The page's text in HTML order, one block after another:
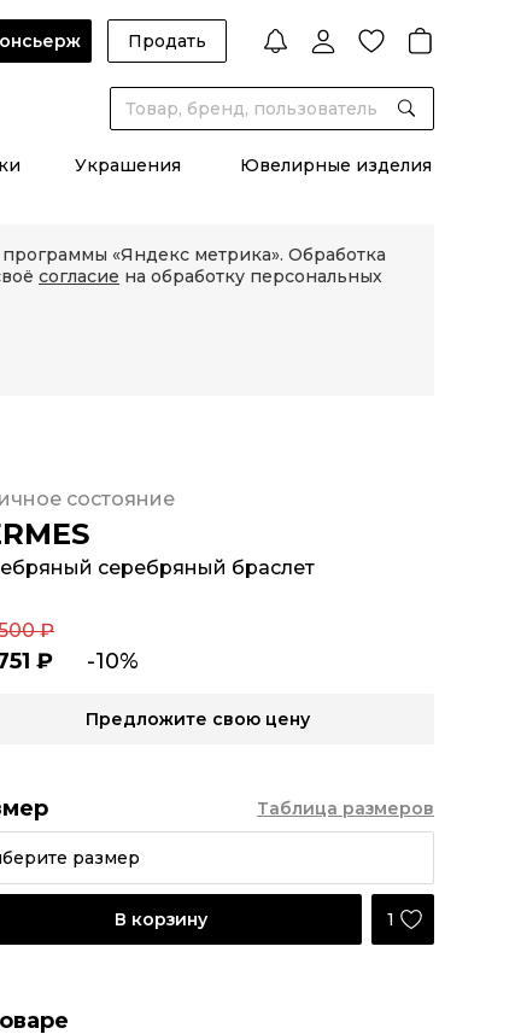
Продать
Украшения Ювелирные изделия
«Яндекс метрика». Обработка
согласие на обработку персональных
серебряный браслет
состояние
₽ -10%
₽
Предложите свою цену
размер
Таблица размеров
В корзину 1